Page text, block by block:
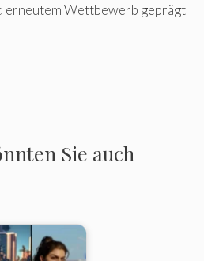
erneutem Wettbewerb geprägt
Sie auch